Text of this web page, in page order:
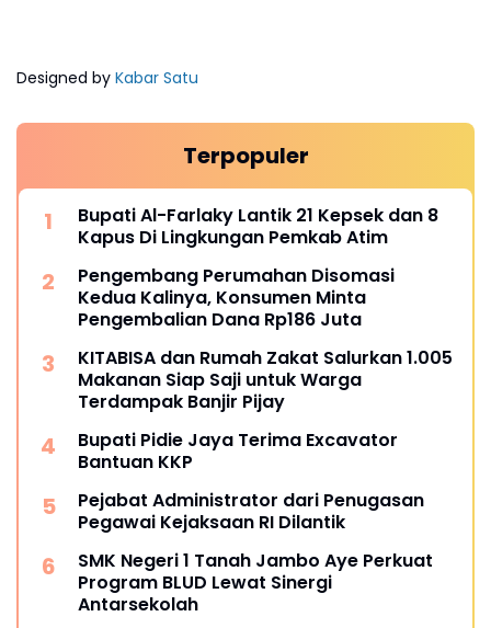
Designed by Kabar Satu
Terpopuler
Bupati Al-Farlaky Lantik 21 Kepsek dan 8
Kapus Di Lingkungan Pemkab Atim
Pengembang Perumahan Disomasi
Kedua Kalinya, Konsumen Minta
Pengembalian Dana Rp186 Juta
KITABISA dan Rumah Zakat Salurkan 1.005
Makanan Siap Saji untuk Warga
Terdampak Banjir Pijay
Bupati Pidie Jaya Terima Excavator
Bantuan KKP
Pejabat Administrator dari Penugasan
Pegawai Kejaksaan RI Dilantik
SMK Negeri 1 Tanah Jambo Aye Perkuat
Program BLUD Lewat Sinergi
Antarsekolah